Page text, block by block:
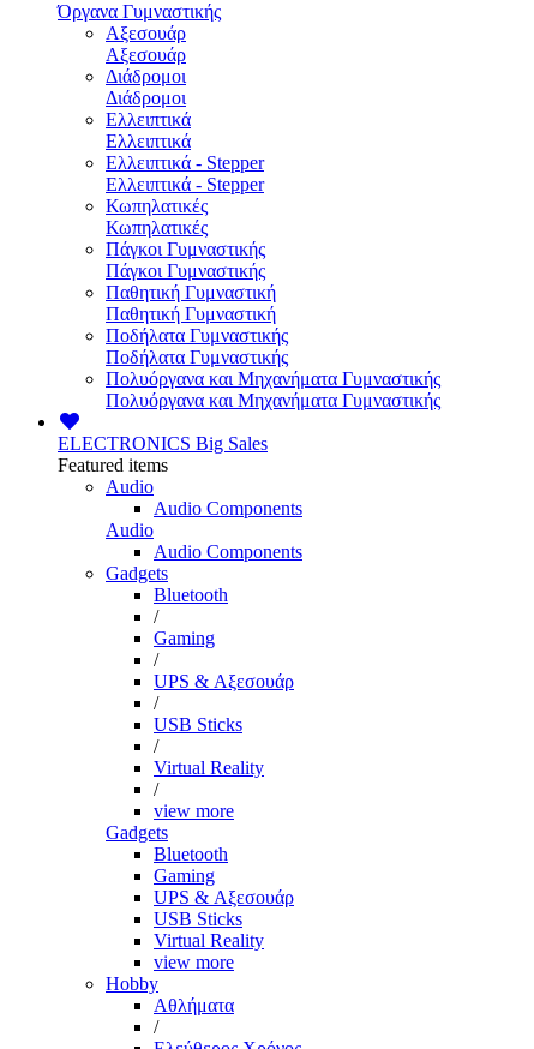
Όργανα Γυμναστικής
Αξεσουάρ
Αξεσουάρ
Διάδρομοι
Διάδρομοι
Ελλειπτικά
Ελλειπτικά
Ελλειπτικά - Stepper
Ελλειπτικά - Stepper
Κωπηλατικές
Κωπηλατικές
Πάγκοι Γυμναστικής
Πάγκοι Γυμναστικής
Παθητική Γυμναστική
Παθητική Γυμναστική
Ποδήλατα Γυμναστικής
Ποδήλατα Γυμναστικής
Πολυόργανα και Μηχανήματα Γυμναστικής
Πολυόργανα και Μηχανήματα Γυμναστικής
ELECTRONICS Big Sales
Featured items
Audio
Audio Components
Audio
Audio Components
Gadgets
Bluetooth
/
Gaming
/
UPS & Αξεσουάρ
/
USB Sticks
/
Virtual Reality
/
view more
Gadgets
Bluetooth
Gaming
UPS & Αξεσουάρ
USB Sticks
Virtual Reality
view more
Hobby
Αθλήματα
/